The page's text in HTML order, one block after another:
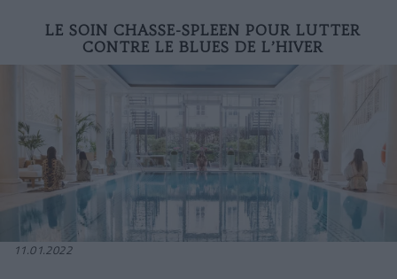
LE SOIN CHASSE-SPLEEN POUR LUTTER
CONTRE LE BLUES DE L’HIVER
11.01.2022